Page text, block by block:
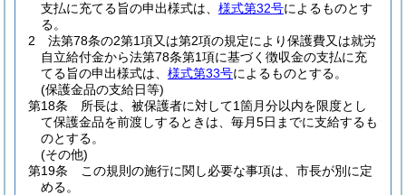
支払に充てる旨の申出様式は、 様式第32号によるものとす
る。
2
法第78条の2第1項又は第2項の規定により保護費又は就労
自立給付金から法第78条第1項に基づく徴収金の支払に充
てる旨の申出様式は、 様式第33号によるものとする。
(保護金品の支給日等)
第18条
所長は、被保護者に対して1箇月分以内を限度とし
て保護金品を前渡しするときは、毎月5日までに支給するも
のとする。
(その他)
第19条
この規則の施行に関し必要な事項は、市長が別に定
める。